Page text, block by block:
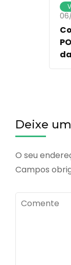
Deixe
O seu
Campos
Comente